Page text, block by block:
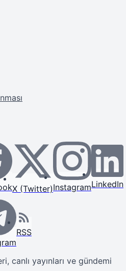
X (Twitter)InstagramLinkedIn
RSS
canlı yayınları ve gündemi